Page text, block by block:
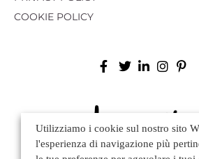
COOKIE POLICY
Utilizziamo i cookie sul nostro sito
l'esperienza di navigazione più